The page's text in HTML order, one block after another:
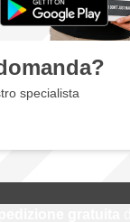
specialista